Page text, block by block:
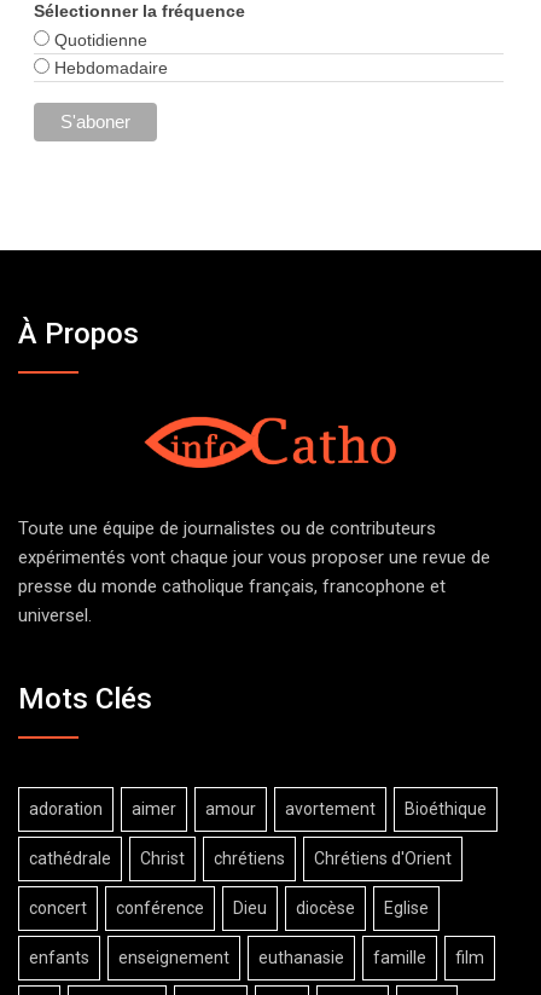
Sélectionner la fréquence
Quotidienne
Hebdomadaire
À Propos
Toute une équipe de journalistes ou de contributeurs
expérimentés vont chaque jour vous proposer une revue de
presse du monde catholique français, francophone et
universel.
Mots Clés
adoration aimer amour avortement Bioéthique
cathédrale Christ chrétiens Chrétiens d'Orient
concert conférence Dieu diocèse Eglise
enfants enseignement euthanasie famille film